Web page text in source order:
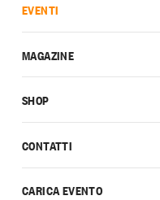
CONTATTI
CARICA EVENTO
EVENTI
MAGAZINE
SHOP